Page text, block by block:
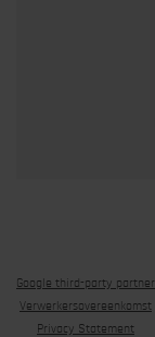
Google third-party partner
Verwerkersovereenkomst
Privacy Statement